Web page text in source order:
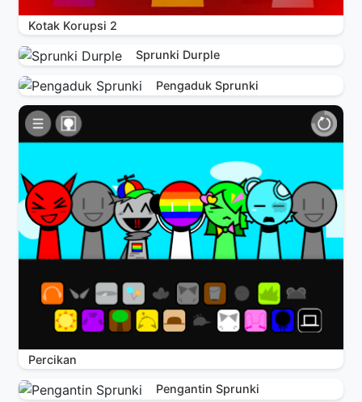
Kotak Korupsi 2
Sprunki Durple
Pengaduk Sprunki
Percikan
Pengantin Sprunki